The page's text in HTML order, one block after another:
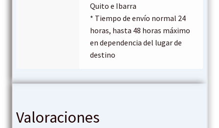
Quito e Ibarra
* Tiempo de envío normal 24
horas, hasta 48 horas máximo
en dependencia del lugar de
destino
Valoraciones